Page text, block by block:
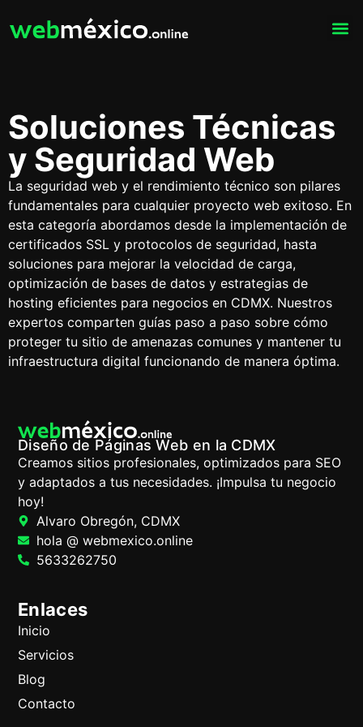
Soluciones Técnicas
y Seguridad Web
La seguridad web y el rendimiento técnico son pilares
fundamentales para cualquier proyecto web exitoso. En
esta categoría abordamos desde la implementación de
certificados SSL y protocolos de seguridad, hasta
soluciones para mejorar la velocidad de carga,
optimización de bases de datos y estrategias de
hosting eficientes para negocios en CDMX. Nuestros
expertos comparten guías paso a paso sobre cómo
proteger tu sitio de amenazas comunes y mantener tu
infraestructura digital funcionando de manera óptima.
Diseño de Páginas Web en la CDMX
Creamos sitios profesionales, optimizados para SEO
y adaptados a tus necesidades. ¡Impulsa tu negocio
hoy!
Alvaro Obregón, CDMX
hola @ webmexico.online
5633262750
Enlaces
Inicio
Servicios
Blog
Contacto